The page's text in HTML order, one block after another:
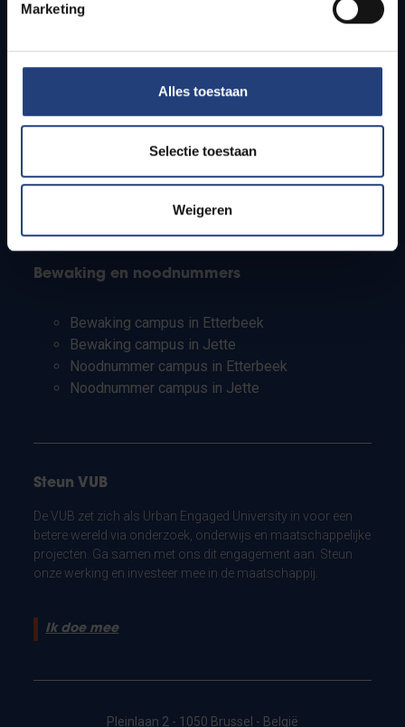
Marketing
Alles toestaan
Selectie toestaan
Weigeren
Studenten
PhD-studenten
Leerkrachten en secundaire scholen
Bewaking en noodnummers
Bewaking campus in Etterbeek
Bewaking campus in Jette
Noodnummer campus in Etterbeek
Noodnummer campus in Jette
Steun VUB
De VUB zet zich als Urban Engaged University in voor een
betere wereld via onderzoek, onderwijs en maatschappelijke
projecten. Ga samen met ons dit engagement aan. Steun
onze werking en investeer mee in de maatschappij.
Ik doe mee
Pleinlaan 2 - 1050 Brussel - België